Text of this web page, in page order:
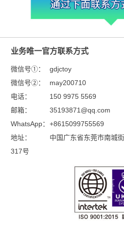
业务唯一官方联系方式
微信号①：
gdjctoy
微信号②：
may200710
电话：
150 9975 5569
邮箱：
35193871@qq.com
WhatsApp： +8615099755569
地址：
中国广东省东莞市南城
317号